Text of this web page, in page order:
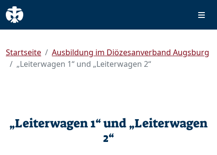
Startseite
Ausbildung im Diözesanverband Augsburg
„Leiterwagen 1“ und „Leiterwagen 2“
„Leiterwagen 1“ und „Leiterwagen
2“